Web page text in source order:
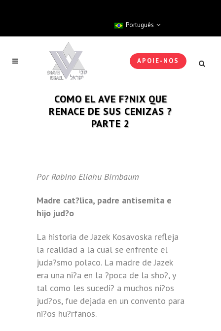
Português
APOIE-NOS
COMO EL AVE F?NIX QUE
RENACE DE SUS CENIZAS ?
PARTE 2
Por Rabino Eliahu Birnbaum
Madre cat?lica, padre antisemita e
hijo jud?o
La historia de Jazek Kosavoska refleja
la realidad a la cual se enfrente el
juda?smo polaco. La madre de Jazek
era una ni?a en la ?poca de la sho?, y
tal como les sucedi? a muchos ni?os
jud?os, fue dejada en un convento para
ni?os hu?rfanos.